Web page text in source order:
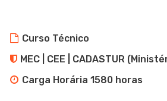
Curso Técnico
MEC | CEE | CADASTUR
Carga Horária 1580 horas